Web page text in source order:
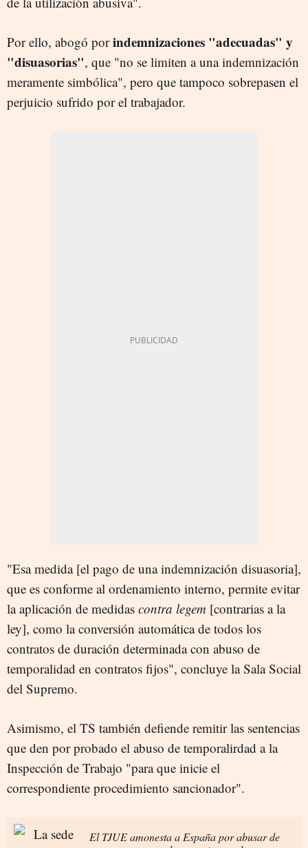
Por ello, abogó porindemnizaciones "adecuadas" y
"disuasorias", que "no se limiten a una indemnización
meramente simbólica", pero que tampoco sobrepasen el
perjuicio sufrido por el trabajador.
"Esa medida [el pago de una indemnización disuasoria],
que es conforme al ordenamiento interno, permite evitar
la aplicación de medidas contra legem [contrarias a la
ley], como la conversión automática de todos los
contratos de duración determinada con abuso de
temporalidad en contratos fijos", concluye la Sala Social
del Supremo.
Asimismo, el TS también defiende remitir las sentencias
que den por probado el abuso de temporalirdad a la
Inspección de Trabajo "para que inicie el
correspondiente procedimiento sancionador".
El TJUE amonesta a España por abusar de